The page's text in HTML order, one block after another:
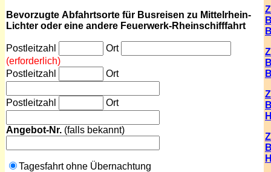
Bevorzugte Abfahrtsorte für Busreisen zu Mittelrhein-
Lichter oder eine andere Feuerwerk-Rheinschifffahrt
Postleitzahl
Ort
(erforderlich)
Postleitzahl
Ort
Postleitzahl Ort
Angebot-Nr. (falls bekannt)
Tagesfahrt ohne Übernachtung